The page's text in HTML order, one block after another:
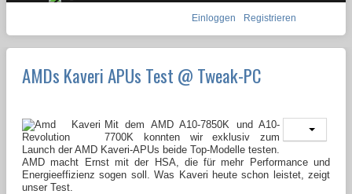
Einloggen Registrieren
AMDs Kaveri APUs Test @ Tweak-PC
Mit dem AMD A10-7850K und A10-
7700K konnten wir exklusiv zum
Launch der AMD Kaveri-APUs beide Top-Modelle testen.
AMD macht Ernst mit der HSA, die für mehr Performance und
Energieeffizienz sogen soll. Was Kaveri heute schon leistet, zeigt
unser Test.